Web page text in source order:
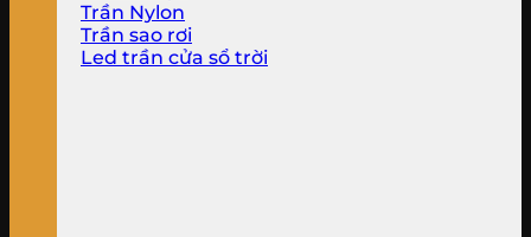
Trần Nylon
Trần sao rơi
Led trần cửa sổ trời